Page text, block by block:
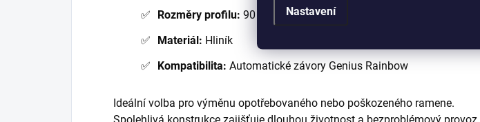
Nastavení
Rozměry profilu: 90 × 75 mm
Materiál: Hliník
Kompatibilita: Automatické závory Genius Rainbow
Ideální volba pro výměnu opotřebovaného nebo poškozeného ramene.